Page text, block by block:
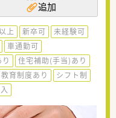
追加
上 新卒可
未経験可
車通勤可
住宅補助(手当)あり
教育制度あり
シフト制